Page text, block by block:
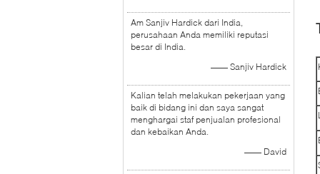
Am Sanjiv Hardick dari India,
perusahaan Anda memiliki reputasi
besar di India.
—— Sanjiv Hardick
Kalian telah melakukan pekerjaan yang
baik di bidang ini dan saya sangat
menghargai staf penjualan profesional
dan kebaikan Anda.
—— David